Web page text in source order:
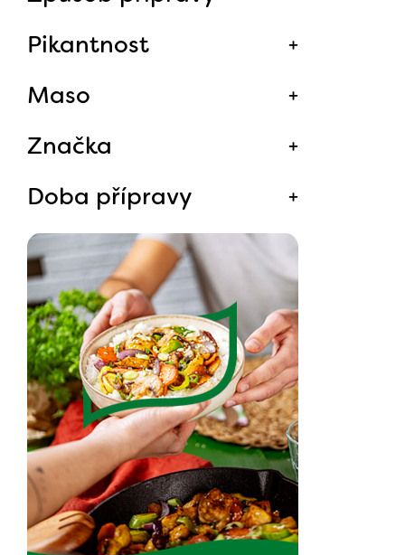
Pikantnost
Maso
Značka
Doba přípravy